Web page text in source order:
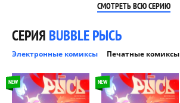
СМОТРЕТЬ ВСЮ СЕРИЮ
СЕРИЯ BUBBLE РЫСЬ
Электронные комиксы Печатные комиксы
NEW NEW